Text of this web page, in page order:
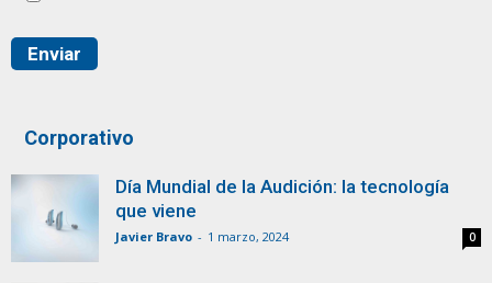
Corporativo
Día Mundial de la Audición: la tecnología
que viene
Javier Bravo - 1 marzo, 2024 0